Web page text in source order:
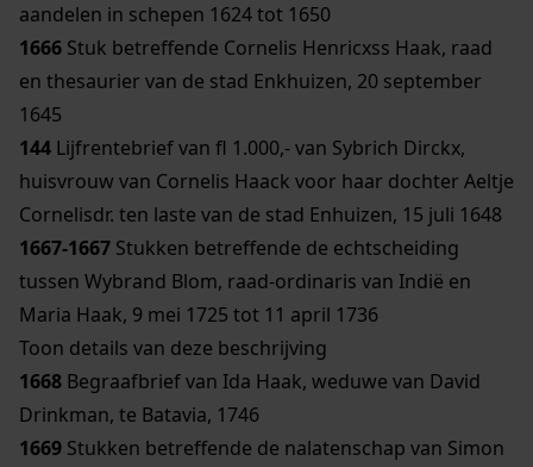
aandelen in schepen 1624 tot 1650
1666 Stuk betreffende Cornelis Henricxss Haak, raad
en thesaurier van de stad Enkhuizen, 20 september
1645
144 Lijfrentebrief van fl 1.000,- van Sybrich Dirckx,
huisvrouw van Cornelis Haack voor haar dochter Aeltje
Cornelisdr. ten laste van de stad Enhuizen, 15 juli 1648
1667-1667 Stukken betreffende de echtscheiding
tussen Wybrand Blom, raad-ordinaris van Indië en
Maria Haak, 9 mei 1725 tot 11 april 1736
Toon details van deze beschrijving
1668 Begraafbrief van Ida Haak, weduwe van David
Drinkman, te Batavia, 1746
1669 Stukken betreffende de nalatenschap van Simon